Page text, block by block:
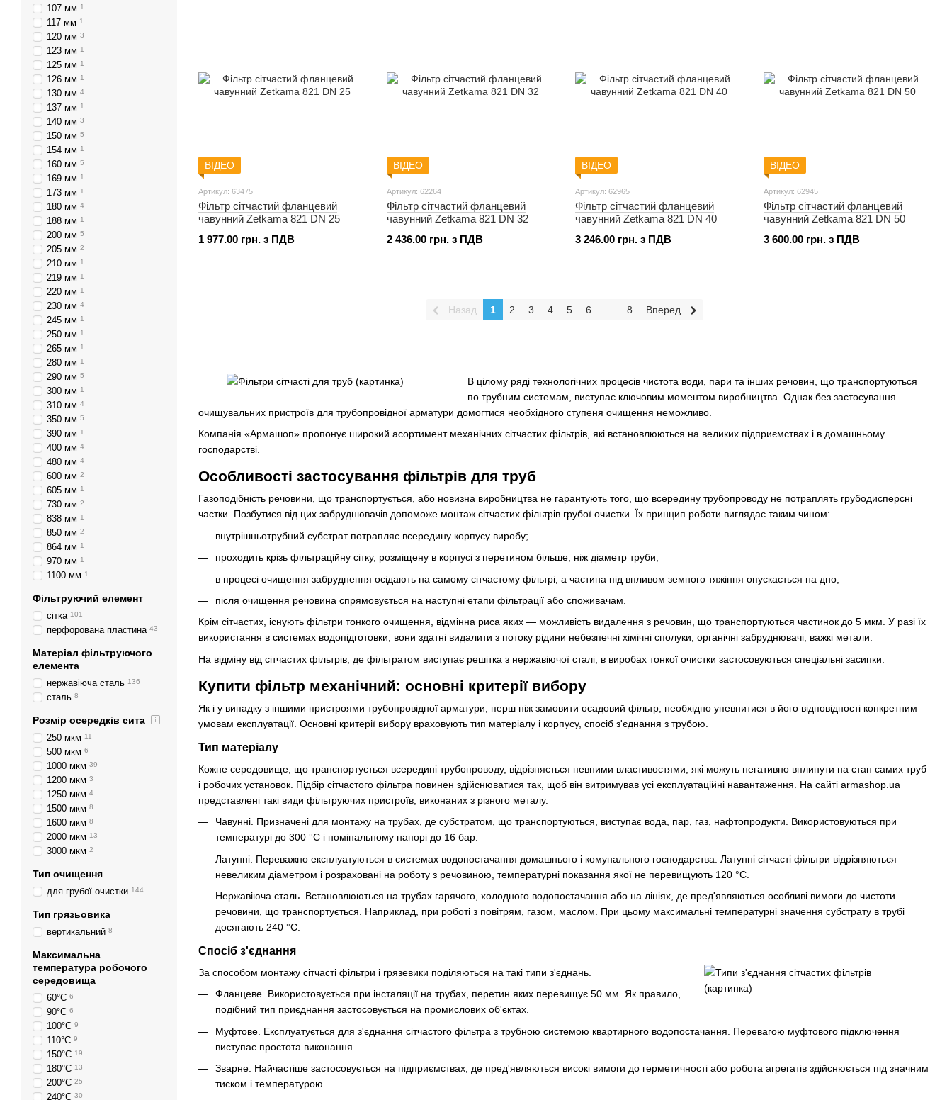
В цілому ряді технологічних процесів чистота води, пари та інших речовин, що транспортуються
по трубним системам, виступає ключовим моментом виробництва. Однак без застосування
очищувальних пристроїв для трубопровідної арматури домогтися необхідного ступеня очищення неможливо.
Компанія «Армашоп» пропонує широкий асортимент механічних сітчастих фільтрів, які встановлюються на великих підприємствах і в домашньому
господарстві.
Особливості застосування фільтрів для труб
Газоподібність речовини, що транспортується, або новизна виробництва не гарантують того, що всередину трубопроводу не потраплять грубодисперсні
частки. Позбутися від цих забруднювачів допоможе монтаж сітчастих фільтрів грубої очистки. Їх принцип роботи виглядає таким чином:
внутрішньотрубний субстрат потрапляє всередину корпусу виробу;
проходить крізь фільтраційну сітку, розміщену в корпусі з перетином більше, ніж діаметр труби;
в процесі очищення забруднення осідають на самому сітчастому фільтрі, а частина під впливом земного тяжіння опускається на дно;
після очищення речовина спрямовується на наступні етапи фільтрації або споживачам.
Крім сітчастих, існують фільтри тонкого очищення, відмінна риса яких — можливість видалення з речовин, що транспортуються частинок до 5 мкм. У разі їх
використання в системах водопідготовки, вони здатні видалити з потоку рідини небезпечні хімічні сполуки, органічні забруднювачі, важкі метали.
На відміну від сітчастих фільтрів, де фільтратом виступає решітка з нержавіючої сталі, в виробах тонкої очистки застосовуються спеціальні засипки.
Купити фільтр механічний: основні критерії вибору
Як і у випадку з іншими пристроями трубопровідної арматури, перш ніж замовити осадовий фільтр, необхідно упевнитися в його відповідності конкретним
умовам експлуатації. Основні критерії вибору враховують тип матеріалу і корпусу, спосіб з'єднання з трубою.
Тип матеріалу
Кожне середовище, що транспортується всередині трубопроводу, відрізняється певними властивостями, які можуть негативно вплинути на стан самих труб
і робочих установок. Підбір сітчастого фільтра повинен здійснюватися так, щоб він витримував усі експлуатаційні навантаження. На сайті armashop.ua
представлені такі види фільтруючих пристроїв, виконаних з різного металу.
Чавунні. Призначені для монтажу на трубах, де субстратом, що транспортуються, виступає вода, пар, газ, нафтопродукти. Використовуються при
температурі до 300 °C і номінальному напорі до 16 бар.
Латунні. Переважно експлуатуються в системах водопостачання домашнього і комунального господарства. Латунні сітчасті фільтри відрізняються
невеликим діаметром і розраховані на роботу з речовиною, температурні показання якої не перевищують 120 °C.
Нержавіюча сталь. Встановлюються на трубах гарячого, холодного водопостачання або на лініях, де пред'являються особливі вимоги до чистоти
речовини, що транспортується. Наприклад, при роботі з повітрям, газом, маслом. При цьому максимальні температурні значення субстрату в трубі
досягають 240 °C.
Спосіб з'єднання
За способом монтажу сітчасті фільтри і грязевики поділяються на такі типи з'єднань.
Фланцеве. Використовується при інсталяції на трубах, перетин яких перевищує 50 мм. Як правило,
подібний тип приєднання застосовується на промислових об'єктах.
Муфтове. Експлуатується для з'єднання сітчастого фільтра з трубною системою квартирного водопостачання. Перевагою муфтового підключення
виступає простота виконання.
Зварне. Найчастіше застосовується на підприємствах, де пред'являються високі вимоги до герметичності або робота агрегатів здійснюється під значним
тиском і температурою.
ВІДЕО
Артикул: 63475
Фільтр сітчастий фланцевий
чавунний Zetkama 821 DN 25
1 977.00 грн. з ПДВ
ВІДЕО
Артикул: 62264
Фільтр сітчастий фланцевий
чавунний Zetkama 821 DN 32
2 436.00 грн. з ПДВ
ВІДЕО
Артикул: 62965
Фільтр сітчастий фланцевий
чавунний Zetkama 821 DN 40
3 246.00 грн. з ПДВ
ВІДЕО
Артикул: 62945
Фільтр сітчастий фланцевий
чавунний Zetkama 821 DN 50
3 600.00 грн. з ПДВ
Назад 1 2 3 4 5 6 8 Вперед
107 мм 1
117 мм 1
120 мм 3
123 мм 1
125 мм 1
126 мм 1
130 мм 4
137 мм 1
140 мм 3
150 мм 5
154 мм 1
160 мм 5
169 мм 1
173 мм 1
180 мм 4
188 мм 1
200 мм 5
205 мм 2
210 мм 1
219 мм 1
220 мм 1
230 мм 4
245 мм 1
250 мм 1
265 мм 1
280 мм 1
290 мм 5
300 мм 1
310 мм 4
350 мм 5
390 мм 1
400 мм 4
480 мм 4
600 мм 2
605 мм 1
730 мм 2
838 мм 1
850 мм 2
864 мм 1
970 мм 1
1100 мм 1
Фільтруючий елемент
сітка 101
перфорована пластина 43
Матеріал фільтруючого
елемента
нержавіюча сталь 136
сталь 8
Розмір осередків сита
250 мкм 11
500 мкм 6
1000 мкм 39
1200 мкм 3
1250 мкм 4
1500 мкм 8
1600 мкм 8
2000 мкм 13
3000 мкм 2
Тип очищення
для грубої очистки 144
Тип грязьовика
вертикальний 8
Максимальна
температура робочого
середовища
60°С 6
90°С 6
100°С 9
110°С 9
150°С 19
180°С 13
200°С 25
240°С 30